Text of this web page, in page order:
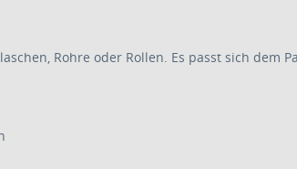
Rohre oder Rollen. Es passt sich dem